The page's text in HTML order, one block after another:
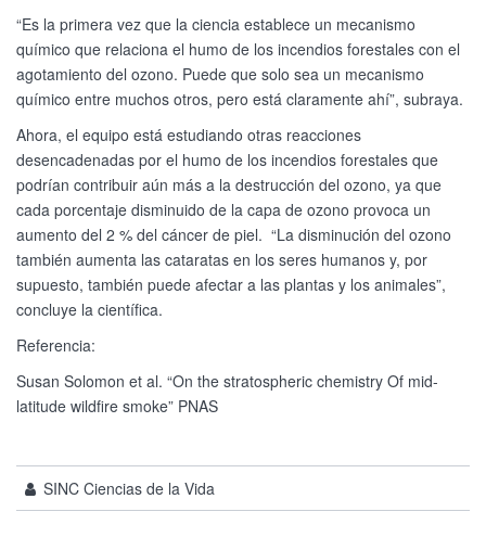
“Es la primera vez que la ciencia establece un mecanismo
químico que relaciona el humo de los incendios forestales con el
agotamiento del ozono. Puede que solo sea un mecanismo
químico entre muchos otros, pero está claramente ahí”, subraya.
Ahora, el equipo está estudiando otras reacciones
desencadenadas por el humo de los incendios forestales que
podrían contribuir aún más a la destrucción del ozono, ya que
cada porcentaje disminuido de la capa de ozono provoca un
aumento del 2 % del cáncer de piel. “La disminución del ozono
también aumenta las cataratas en los seres humanos y, por
supuesto, también puede afectar a las plantas y los animales”,
concluye la científica.
Referencia:
Susan Solomon et al. “On the stratospheric chemistry Of mid-
latitude wildfire smoke” PNAS
SINC Ciencias de la Vida